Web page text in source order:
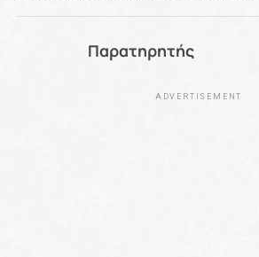
Παρατηρητής
ADVERTISEMENT